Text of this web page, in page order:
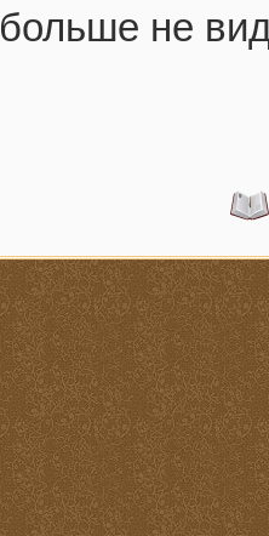
больше не